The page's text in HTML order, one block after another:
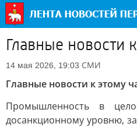
Главные новости
14 мая 2026, 19:03 СМИ
Главные новости к этому
Промышленность в
досанкционному уровню,